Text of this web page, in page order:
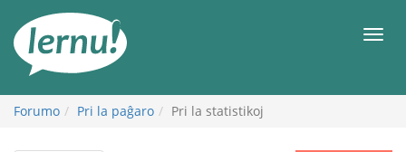
enhavo
Forumo Pri la paĝaro Pri la statistikoj